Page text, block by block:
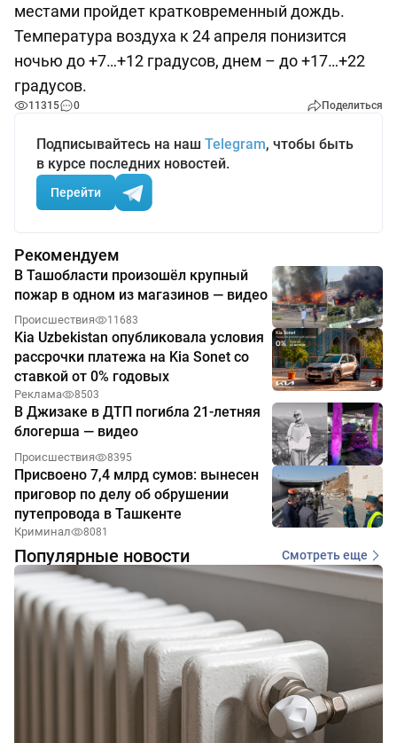
местами пройдет кратковременный дождь.
Температура воздуха к 24 апреля понизится
ночью до +7…+12 градусов, днем – до +17…+22
градусов.
11315 0 Поделиться
Подписывайтесь на наш Telegram, чтобы быть
в курсе последних новостей.
Перейти
Рекомендуем
В Ташобласти произошёл крупный
пожар в одном из магазинов — видео
Происшествия 11683
Kia Uzbekistan опубликовала условия
рассрочки платежа на Kia Sonet со
ставкой от 0% годовых
Реклама 8503
В Джизаке в ДТП погибла 21-летняя
блогерша — видео
Происшествия 8395
Присвоено 7,4 млрд сумов: вынесен
приговор по делу об обрушении
путепровода в Ташкенте
Криминал 8081
Популярные новости Смотреть еще